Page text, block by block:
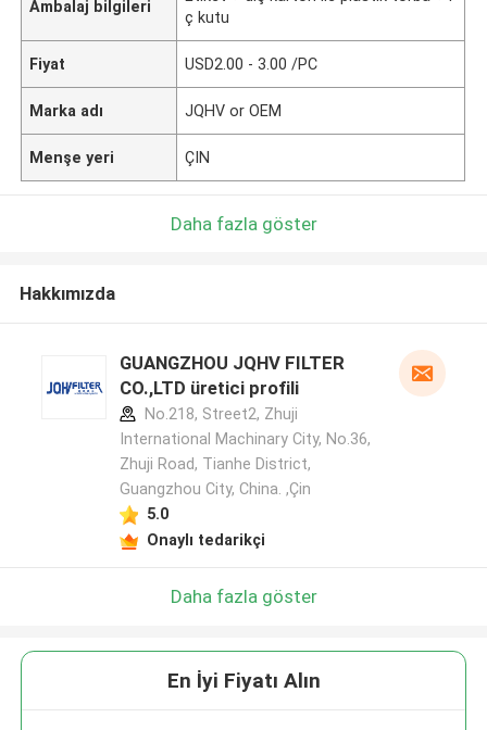
Ambalaj bilgileri
ç kutu
Fiyat USD2.00 - 3.00 /PC
Marka adı JQHV or OEM
Menşe yeri ÇIN
Daha fazla göster
Hakkımızda
GUANGZHOU JQHV FILTER
CO.,LTD üretici profili
No.218, Street2, Zhuji
International Machinary City, No.36,
Zhuji Road, Tianhe District,
Guangzhou City, China. ,Çin
5.0
Onaylı tedarikçi
Daha fazla göster
En İyi Fiyatı Alın